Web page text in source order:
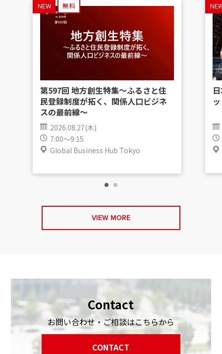
NEW 無料
第597回 地方創生特集〜ふるさと住
民登録制度が拓く、関係人口ビジネ
スの最前線〜
2026.08.27(木)
7:00～9:15
Global Business Hub Tokyo
VIEW MORE
Contact
お問い合わせ・ご相談はこちらから
CONTACT